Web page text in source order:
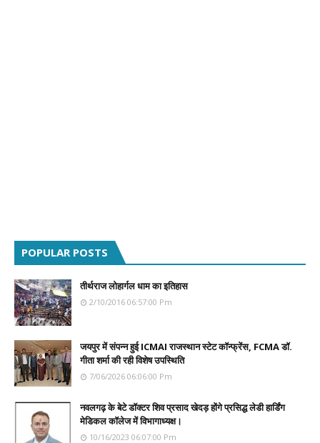
POPULAR POSTS
तीर्थराज लोहार्गल धाम का इतिहास
2/10/2016 06:57:00 Pm
जयपुर में संपन्न हुई ICMAI राजस्थान स्टेट कॉन्फ्रेंस, FCMA डॉ.
गीता शर्मा की रही विशेष उपस्थिति
7/06/2026 06:06:00 Pm
नवलगढ़ के बेटे डॉक्टर शिव प्रसाद खेदड़ होंगे प्रसिद्ध लेडी हार्डिंग
मेडिकल कॉलेज में विभागाध्यक्ष।
10/16/2023 06:07:00 Pm